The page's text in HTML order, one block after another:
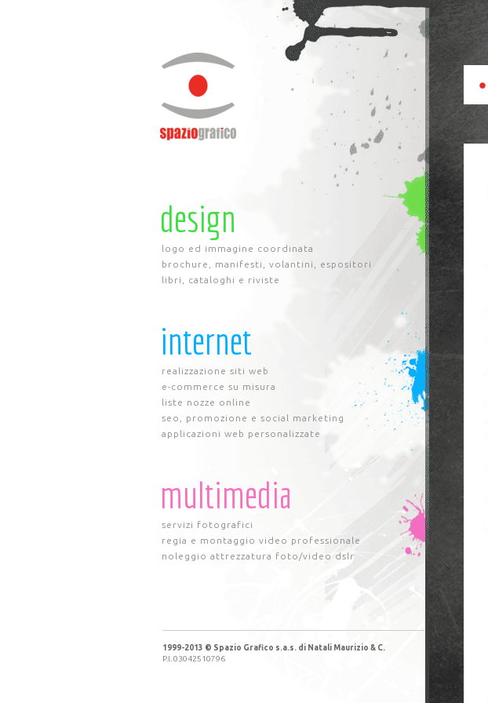
design
logo ed immagine coordinata
brochure, manifesti, volantini, espositori
libri, cataloghi e riviste
internet
realizzazione siti web
e-commerce su misura
liste nozze online
seo, promozione e social marketing
applicazioni web personalizzate
multimedia
servizi fotografici
regia e montaggio video professionale
noleggio attrezzatura foto/video dslr
1999-2013 © Spazio Grafico s.a.s. di Natali Maurizio & C.
P.I. 03042510796